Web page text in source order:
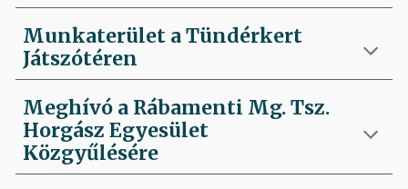
Munkaterület a Tündérkert
Játszótéren
Meghívó a Rábamenti Mg. Tsz.
Horgász Egyesület
Közgyűlésére